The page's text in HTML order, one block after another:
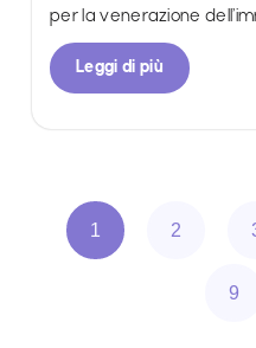
per la venerazione
Leggi di più
1 2
9